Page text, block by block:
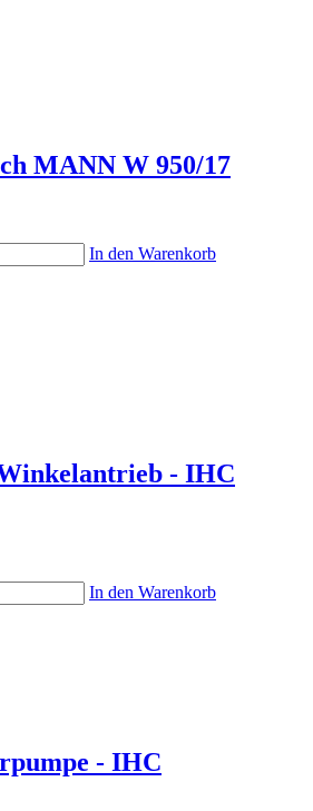
MANN W 950/17
In den Warenkorb
- IHC
In den Warenkorb
- IHC